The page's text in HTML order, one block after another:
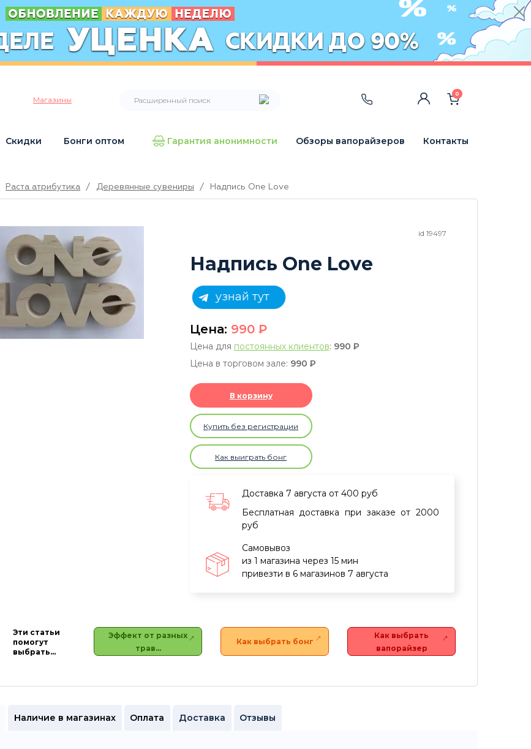
Магазины
0
Скидки Бонги оптом Гарантия анонимности Обзоры вапорайзеров Контакты
Раста атрибутика / Деревянные сувениры / Надпись One Love
id 19497
Надпись One Love
узнай тут
Цена: 990 P
Цена для постоянных клиентов: 990 P
Цена в торговом зале: 990 P
В корзину
Купить без регистрации
Как выиграть бонг
Доставка 7 августа от 400 руб
Бесплатная доставка при заказе от 2000
руб
Самовывоз
из 1 магазина через 15 мин
привезти в 6 магазинов 7 августа
Эти статьи
помогут
выбрать…
Эффект от разных
трав…
Как выбрать бонг
Как выбрать
вапорайзер
Наличие в магазинах Оплата Доставка Отзывы